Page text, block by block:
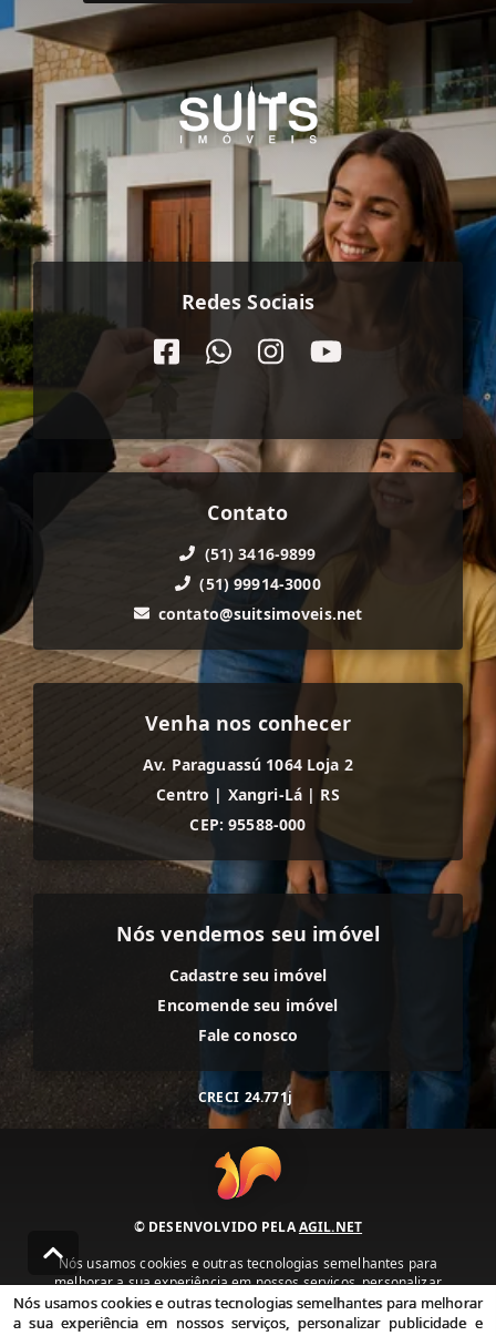
Redes Sociais
Contato
(51) 3416-9899
(51) 99914-3000
contato@suitsimoveis.net
Venha nos conhecer
Av. Paraguassú 1064 Loja 2
Centro | Xangri-Lá | RS
CEP: 95588-000
Nós vendemos seu imóvel
Cadastre seu imóvel
Encomende seu imóvel
Fale conosco
CRECI 24.771j
© DESENVOLVIDO PELAAGIL.NET
Nós usamos cookies e outras tecnologias semelhantes para
melhorar a sua experiência em nossos serviços, personalizar
publicidade e recomendar conteúdo de seu interesse. Ao utilizar
nossos serviços, você concorda com nossa política de privacidade e
Nós usamos cookies e outras tecnologias semelhantes para melhorar
a sua experiência em nossos serviços, personalizar publicidade e